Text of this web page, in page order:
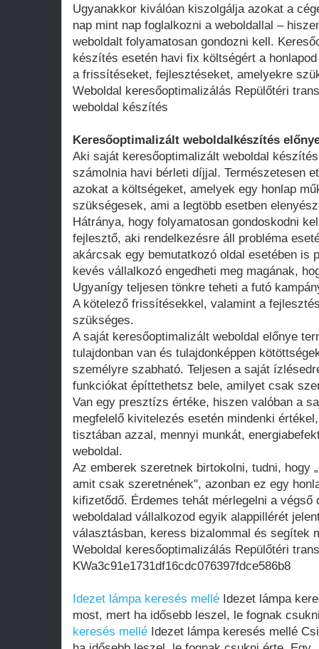
Ugyanakkor kiválóan kiszolgálja azokat a
nap mint nap foglalkozni a weboldallal –
weboldalt folyamatosan gondozni kell.
készítés esetén havi fix költségért a
a frissítéseket, fejlesztéseket, amelyekre
Weboldal keresőoptimalizálás Repülőtéri
weboldal készítés
Keresőoptimalizált weboldalkészítés
Aki saját keresőoptimalizált weboldal
számolnia havi bérleti díjjal. Természetesen
azokat a költségeket, amelyek egy honlap
szükségesek, ami a legtöbb esetben
Hátránya, hogy folyamatosan gondoskodni
fejlesztő, aki rendelkezésre áll probléma
akárcsak egy bemutatkozó oldal esetében is
kevés vállalkozó engedheti meg magának,
Ugyanígy teljesen tönkre teheti a futó
A kötelező frissítésekkel, valamint a
szükséges.
A saját keresőoptimalizált weboldal előnye
tulajdonban van és tulajdonképpen
személyre szabható. Teljesen a saját
funkciókat építtethetsz bele, amilyet csak
Van egy presztízs értéke, hiszen valóban a
megfelelő kivitelezés esetén mindenki
tisztában azzal, mennyi munkát,
weboldal.
Az emberek szeretnek birtokolni, tudni, hogy
amit csak szeretnének", azonban ez egy
kifizetődő. Érdemes tehát mérlegelni a végső
weboldalad vállalkozod egyik alappillérét
választásban, keress bizalommal és segítek
Weboldal keresőoptimalizálás Repülőtéri
KWa3c91e1731df16cdc076397fdce586b8
Idezet lámpa keresés mellé Idezet lámpa
most, mert ha idősebb leszel, le fognak
keresés mellé Idezet lámpa keresés mellé